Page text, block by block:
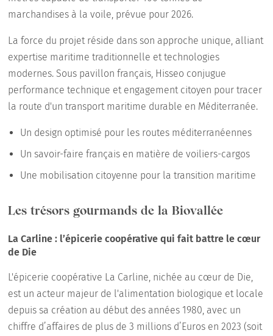
marchandises à la voile, prévue pour 2026.
La force du projet réside dans son approche unique, alliant
expertise maritime traditionnelle et technologies
modernes. Sous pavillon français, Hisseo conjugue
performance technique et engagement citoyen pour tracer
la route d'un transport maritime durable en Méditerranée.
Un design optimisé pour les routes méditerranéennes
Un savoir-faire français en matière de voiliers-cargos
Une mobilisation citoyenne pour la transition maritime
Les trésors gourmands de la Biovallée
La Carline : l’épicerie coopérative qui fait battre le cœur
de Die
L'épicerie coopérative La Carline, nichée au cœur de Die,
est un acteur majeur de l'alimentation biologique et locale
depuis sa création au début des années 1980, avec un
chiffre d’affaires de plus de 3 millions d’Euros en 2023 (soit